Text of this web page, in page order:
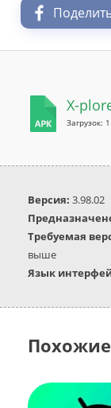
X-
Загрузок:
Версия: 3.98.02
Требуемая
выше
Язык